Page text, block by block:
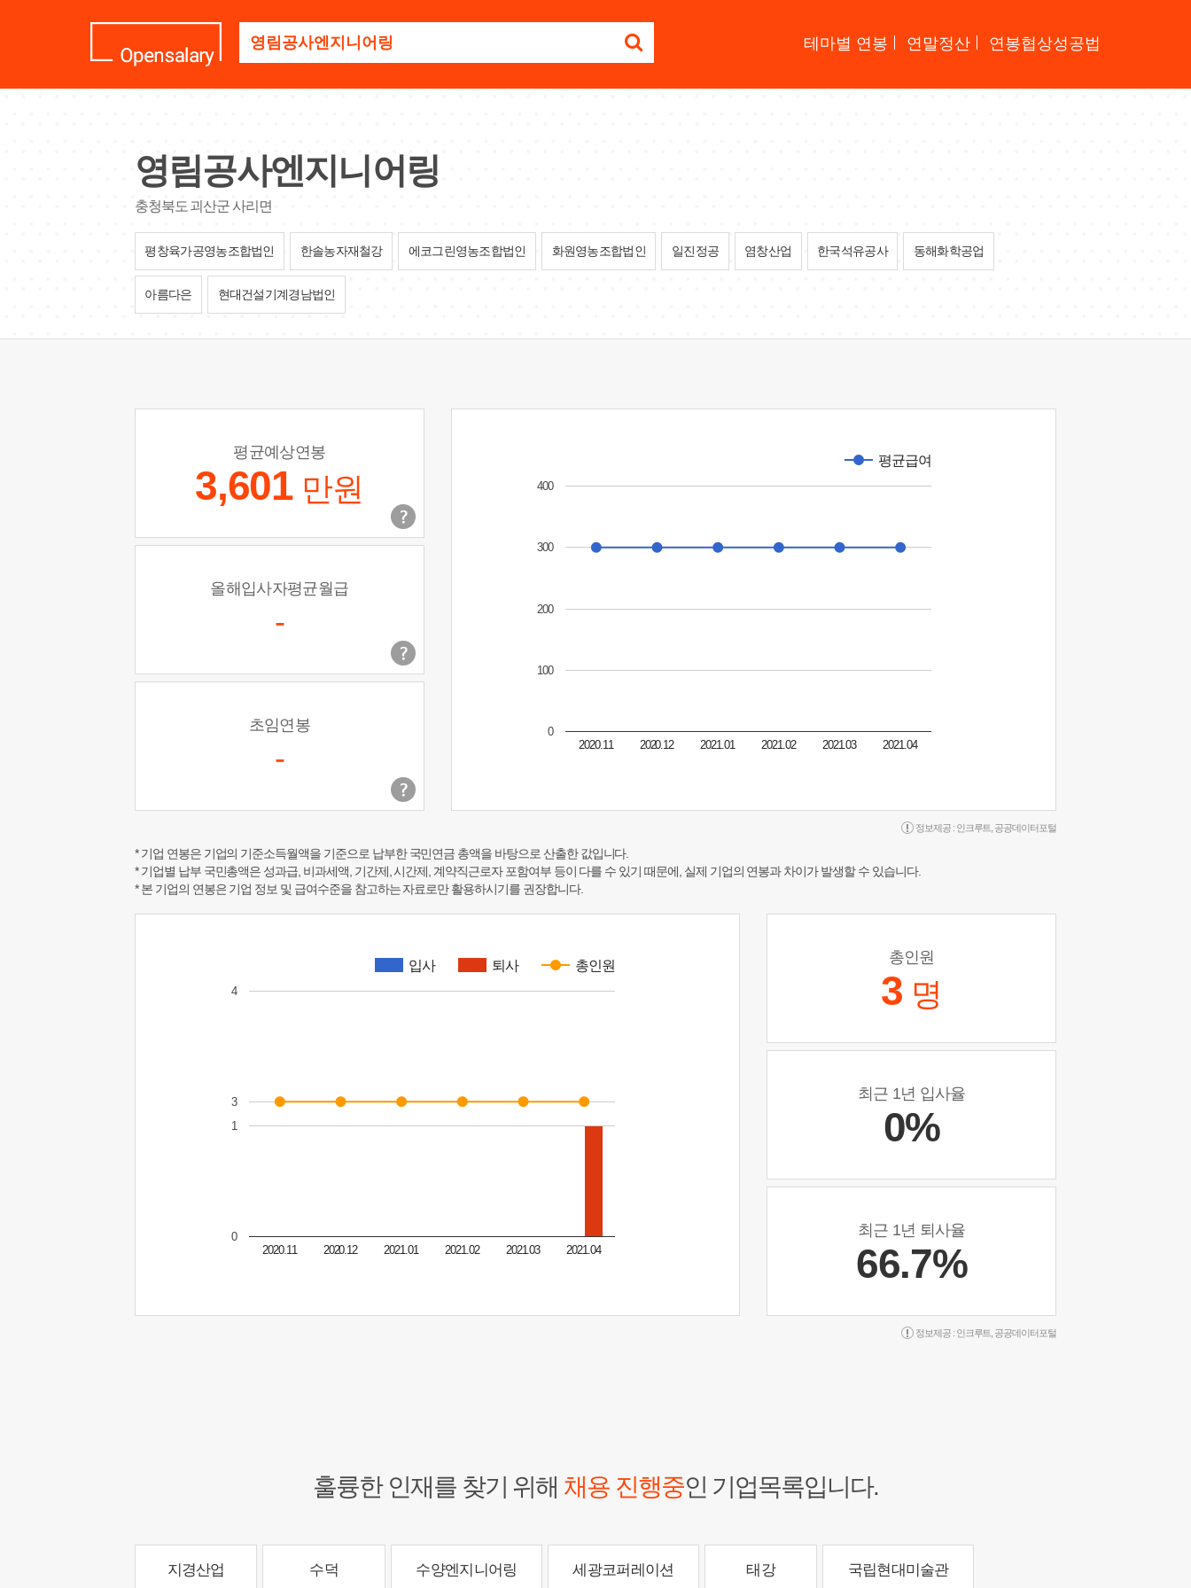
명
세
요
테마별 연봉 연말정산 연봉협상성공법
영림공사엔지니어링
충청북도 괴산군 사리면
평창육가공영농조합법인 한솔농자재철강 에코그린영농조합법인 화원영농조합법인 일진정공 염창산업 한국석유공사 동해화학공업
아름다은 현대건설기계경남법인
평균예상연봉
3,601 만원
올해입사자평균월급
-
초임연봉
-
평균급여
2020.11 2020.12 2021.01 2021.02 2021.03 2021.04
0
100
200
300
400
정보제공 : 인크루트 공공데이터포털
* 기업 연봉은 기업의 기준소득월액을 기준으로 납부한 국민연금 총액을 바탕으로 산출한 값입니다.
* 기업별 납부 국민총액은 성과급, 비과세액, 기간제, 시간제, 계약직근로자 포함여부 등이 다를 수 있기 때문에, 실제 기업의 연봉과 차이가 발생할 수 있습니다.
* 본 기업의 연봉은 기업 정보 및 급여수준을 참고하는 자료로만 활용하시기를 권장합니다.
입사 퇴사 총인원
2020.11 2020.12 2021.01 2021.02 2021.03 2021.04
0
1
3
4
총인원
3 명
최근 1년 입사율
0%
최근 1년 퇴사율
66.7%
정보제공 : 인크루트 공공데이터포털
훌륭한 인재를 찾기 위해 채용 진행중인 기업목록입니다.
지경산업 수덕 수양엔지니어링 세광코퍼레이션 태강 국립현대미술관